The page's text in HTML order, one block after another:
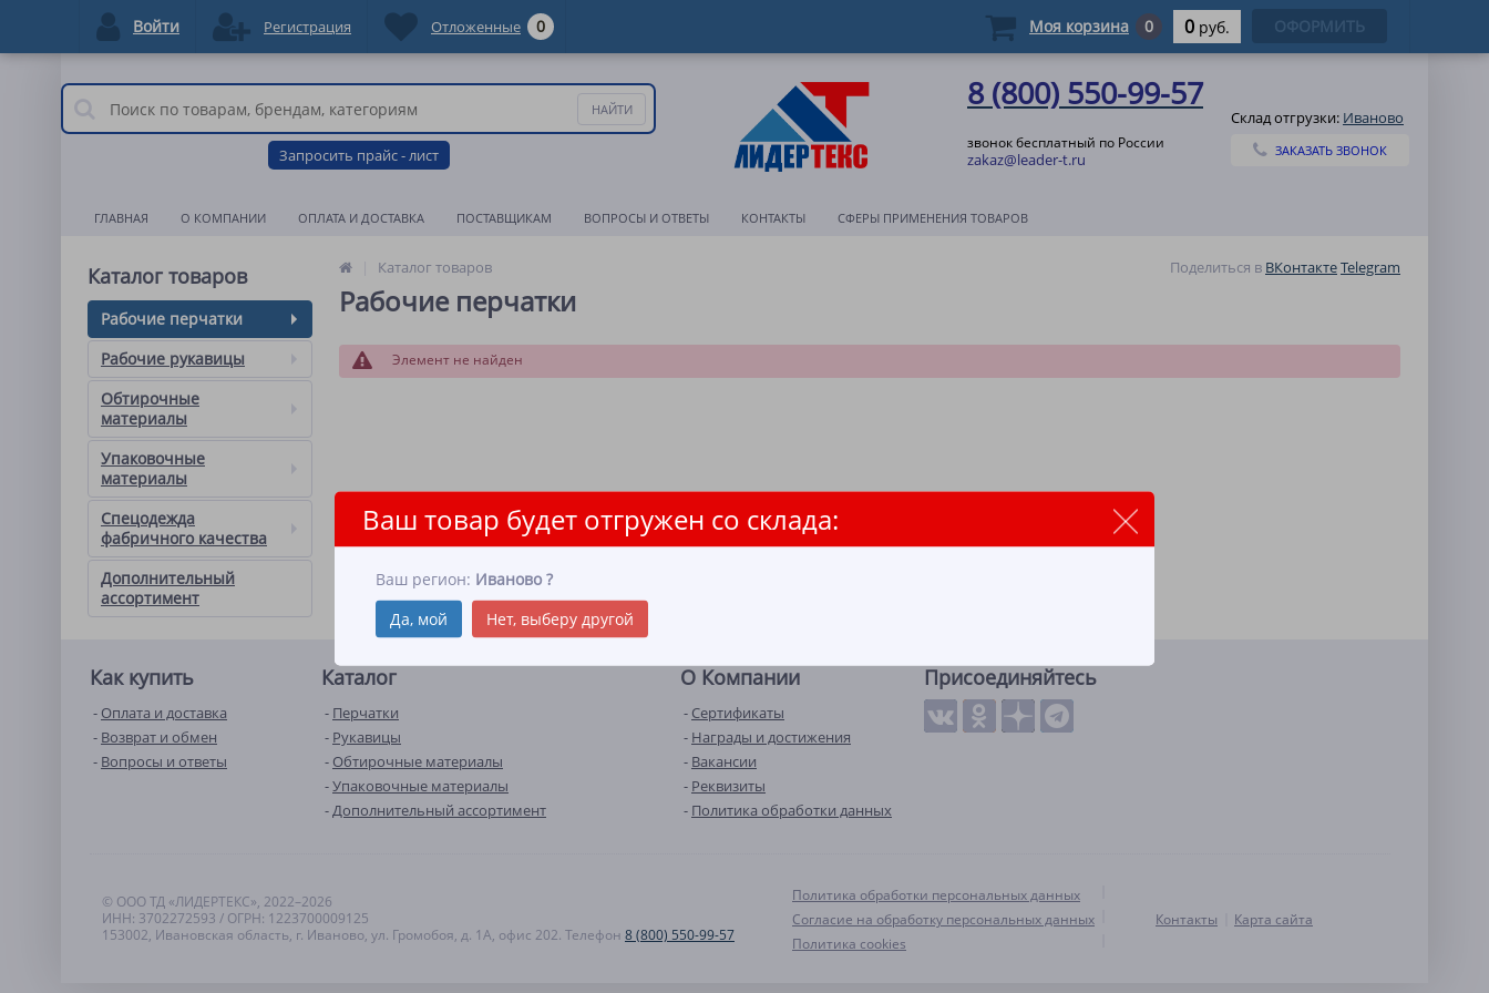
Запросить прайс - лист
8 (800) 550-99-57
звонок бесплатный по России
zakaz@leader-t.ru
Склад отгрузки: Иваново
Ваш товар будет отгружен со склада:
Ваш регион: Иваново ?
Да, мой
Нет, выберу другой
ЗАКАЗАТЬ ЗВОНОК
ГЛАВНАЯ О КОМПАНИИ ОПЛАТА И ДОСТАВКА ПОСТАВЩИКАМ ВОПРОСЫ И ОТВЕТЫ КОНТАКТЫ СФЕРЫ ПРИМЕНЕНИЯ ТОВАРОВ
Каталог товаров
Рабочие перчатки
Рабочие рукавицы
Обтирочные
материалы
Упаковочные
материалы
Спецодежда
фабричного качества
Дополнительный
ассортимент
Каталог товаров Поделиться в ВКонтактеTelegram
Рабочие перчатки
Элемент не найден
Как купить
Оплата и доставка
Возврат и обмен
Вопросы и ответы
Каталог
Перчатки
Рукавицы
Обтирочные материалы
Упаковочные материалы
Дополнительный ассортимент
О Компании
Сертификаты
Награды и достижения
Вакансии
Реквизиты
Политика обработки данных
Присоединяйтесь
© ООО ТД «ЛИДЕРТЕКС», 2022–2026
ИНН: 3702272593 / ОГРН: 1223700009125
153002, Ивановская область, г. Иваново, ул. Громобоя, д. 1А, офис 202. Телефон 8 (800) 550-99-57
Политика обработки персональных данных
Согласие на обработку персональных данных
Политика cookies
Контакты Карта сайта
Войти Регистрация Отложенные 0 Моя корзина 0 0 руб. ОФОРМИТЬ